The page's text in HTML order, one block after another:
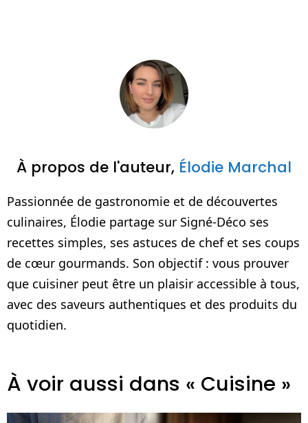
À propos de l'auteur, Élodie Marchal
Passionnée de gastronomie et de découvertes
culinaires, Élodie partage sur Signé-Déco ses
recettes simples, ses astuces de chef et ses coups
de cœur gourmands. Son objectif : vous prouver
que cuisiner peut être un plaisir accessible à tous,
avec des saveurs authentiques et des produits du
quotidien.
À voir aussi dans « Cuisine »